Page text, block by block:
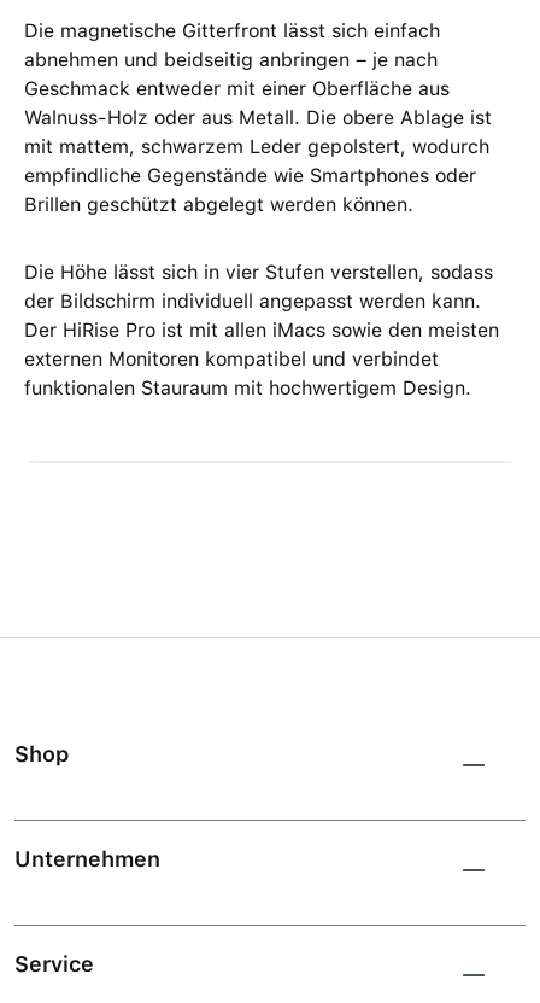
Die magnetische Gitterfront lässt sich einfach
abnehmen und beidseitig anbringen – je nach
Geschmack entweder mit einer Oberfläche aus
Walnuss-Holz oder aus Metall. Die obere Ablage ist
mit mattem, schwarzem Leder gepolstert, wodurch
empfindliche Gegenstände wie Smartphones oder
Brillen geschützt abgelegt werden können.
Die Höhe lässt sich in vier Stufen verstellen, sodass
der Bildschirm individuell angepasst werden kann.
Der HiRise Pro ist mit allen iMacs sowie den meisten
externen Monitoren kompatibel und verbindet
funktionalen Stauraum mit hochwertigem Design.
Shop
Unternehmen
Service